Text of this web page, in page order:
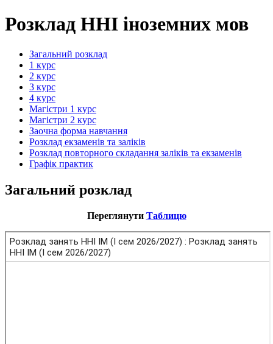
Розклад ННІ іноземних мов
Загальний розклад
1 курс
2 курс
3 курс
4 курс
Магістри 1 курс
Магістри 2 курс
Заочна форма навчання
Розклад екзаменів та заліків
Розклад повторного складання заліків та екзаменів
Графік практик
Загальний розклад
Переглянути Таблицю